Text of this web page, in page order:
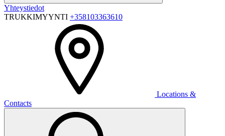
Yhteystiedot
TRUKKIMYYNTI +358103363610
Locations &
Contacts